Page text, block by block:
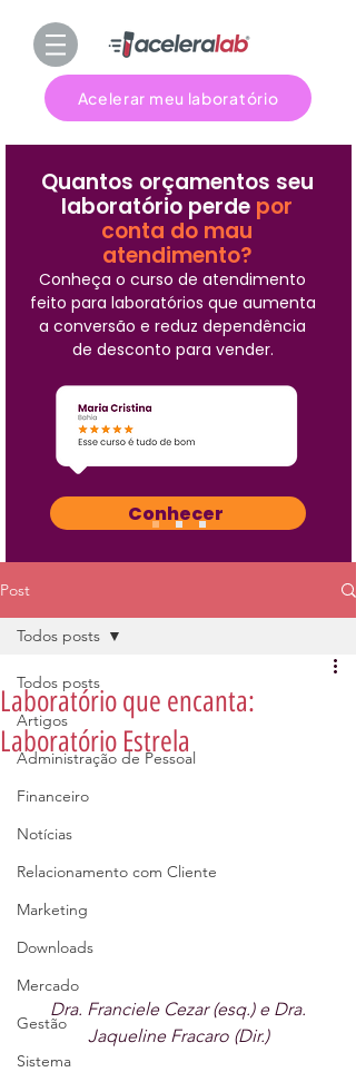
Acelerar meu laboratório
Quantos orçamentos seu
laboratório perde por
conta do mau
atendimento?
Conheça o curso de atendimento
feito para laboratórios que aumenta
a conversão e reduz dependência
de desconto para vender.
Conhecer
Post
Todos posts
Artigos
Administração de Pessoal
Financeiro
Notícias
Relacionamento com Cliente
Marketing
Downloads
Mercado
Gestão
Sistema
Todos posts
Laboratório que encanta:
Laboratório Estrela
Jaqueline Fracaro (Dir.)